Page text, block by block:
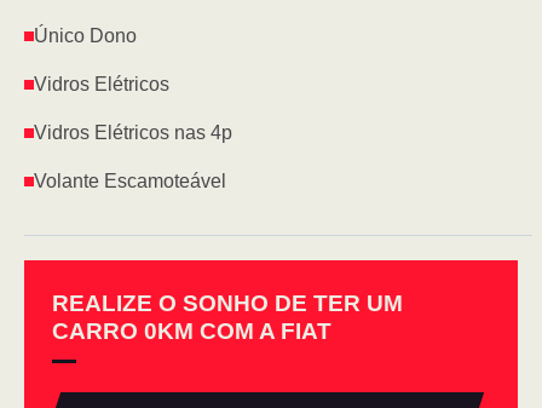
Único Dono
Vidros Elétricos
Vidros Elétricos nas 4p
Volante Escamoteável
REALIZE O SONHO DE TER UM
CARRO 0KM COM A FIAT